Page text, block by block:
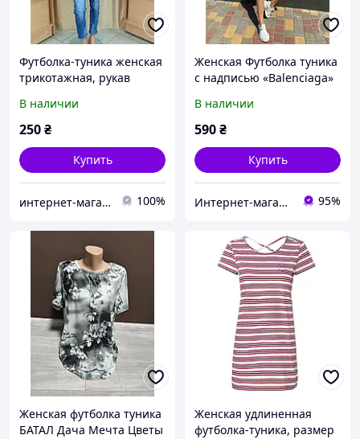
Футболка-туника женская
трикотажная, рукав
молочный, размер 46-48
В наличии
250₴
Купить
интернет-магазин Boscap 100%
Женская Футболка туника
с надписью «Balenciaga»
Размер: 42/46 (единый)
В наличии
590₴
Купить
Интернет-магазин "Подружки" 95%
Женская футболка туника
БАТАЛ Дача Мечта Цветы
Женская удлиненная
футболка-туника, размер